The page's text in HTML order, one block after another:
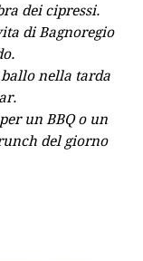
dei cipressi.
di Bagnoregio
nella tarda
un BBQ o un
del giorno